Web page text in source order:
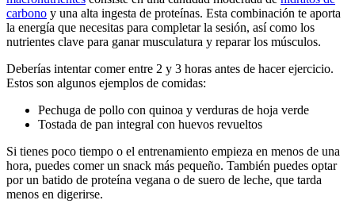
carbono y una alta ingesta de proteínas. Esta combinación te aporta
la energía que necesitas para completar la sesión, así como los
nutrientes clave para ganar musculatura y reparar los músculos.
Deberías intentar comer entre 2 y 3 horas antes de hacer ejercicio.
Estos son algunos ejemplos de comidas:
Pechuga de pollo con quinoa y verduras de hoja verde
Tostada de pan integral con huevos revueltos
Si tienes poco tiempo o el entrenamiento empieza en menos de una
hora, puedes comer un snack más pequeño. También puedes optar
por un batido de proteína vegana o de suero de leche, que tarda
menos en digerirse.